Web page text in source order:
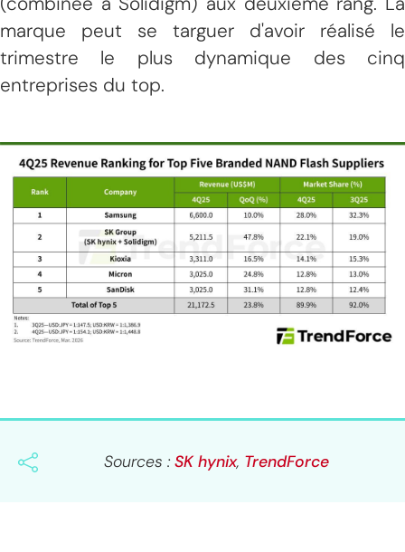
marque peut se targuer d'avoir réalisé le
trimestre le plus dynamique des cinq
entreprises du top.
Sources : SK hynix, TrendForce